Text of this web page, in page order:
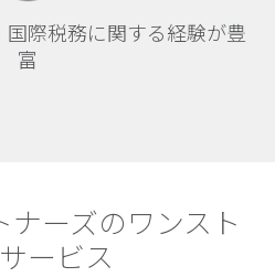
際税務に関する経験が豊
富
ナーズのワンスト
ービス